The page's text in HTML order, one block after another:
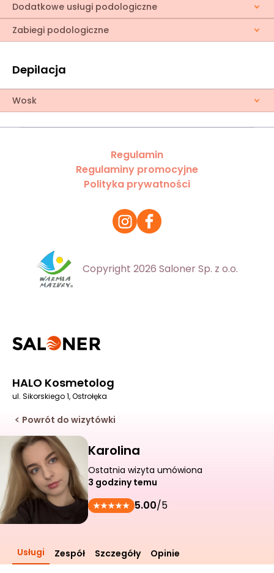
Dodatkowe usługi podologiczne
Zabiegi podologiczne
Depilacja
Wosk
Regulamin
Regulaminy promocyjne
Polityka prywatności
Copyright 2026 Saloner Sp. z o.o.
HALO Kosmetolog
ul. Sikorskiego 1, Ostrołęka
Powrót do wizytówki
Karolina
Ostatnia wizyta umówiona
3 godziny temu
5.00/5
Usługi Zespół Szczegóły Opinie